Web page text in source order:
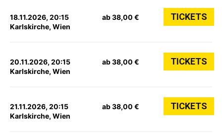
18.11.2026, 20:15
Karlskirche, Wien
ab 38,00 € TICKETS
20.11.2026, 20:15
Karlskirche, Wien
ab 38,00 € TICKETS
21.11.2026, 20:15
Karlskirche, Wien
ab 38,00 € TICKETS